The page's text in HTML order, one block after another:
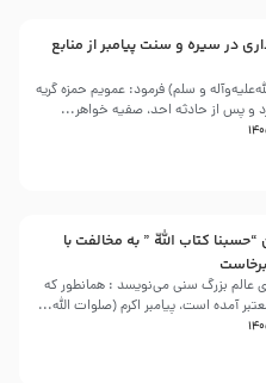
در سیره و سنت پیامبر از منابع
و سلم) فرمود: عمویم حمزه گریه
و پس از حادثه احد، صفیه خواهر...
“حسبنا كتاب اللّه ” به مخالفت با
خفاجی مصری عالم بزرگ سنی می‌نویسد : همانطور که
آمده است، پیامبر اکرم (صلوات اللّه...